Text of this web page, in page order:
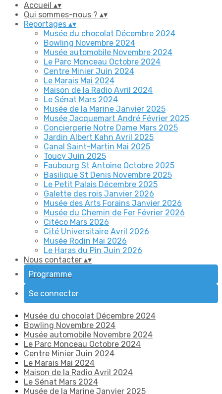
Accueil ▴▾
Qui sommes-nous ? ▴▾
Reportages ▴▾
Musée du chocolat Décembre 2024
Bowling Novembre 2024
Musée automobile Novembre 2024
Le Parc Monceau Octobre 2024
Centre Minier Juin 2024
Le Marais Mai 2024
Maison de la Radio Avril 2024
Le Sénat Mars 2024
Musée de la Marine Janvier 2025
Musée Jacquemart André Février 2025
Conciergerie Notre Dame Mars 2025
Jardin Albert Kahn Avril 2025
Canal Saint-Martin Mai 2025
Toucy Juin 2025
Faubourg St Antoine Octobre 2025
Basilique St Denis Novembre 2025
Le Petit Palais Décembre 2025
Galette des rois Janvier 2026
Musée des Arts Forains Janvier 2026
Musée du Chemin de Fer Février 2026
Citéco Mars 2026
Cité Universitaire Avril 2026
Musée Rodin Mai 2026
Le Haras du Pin Juin 2026
Nous contacter ▴▾
Programme
Se connecter
Musée du chocolat Décembre 2024
Bowling Novembre 2024
Musée automobile Novembre 2024
Le Parc Monceau Octobre 2024
Centre Minier Juin 2024
Le Marais Mai 2024
Maison de la Radio Avril 2024
Le Sénat Mars 2024
Musée de la Marine Janvier 2025